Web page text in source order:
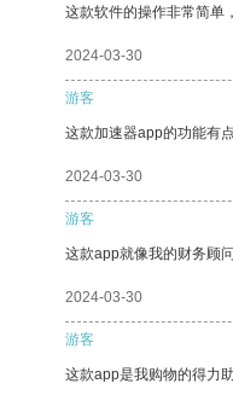
这款软件的操作非常简单
2024-03-30
游客
这款加速器app的功能有
2024-03-30
游客
这款app就像我的财务顾
2024-03-30
游客
这款app是我购物的得力